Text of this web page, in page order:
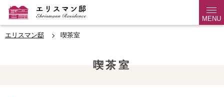
MENU
エリスマン邸 喫茶室
喫茶室